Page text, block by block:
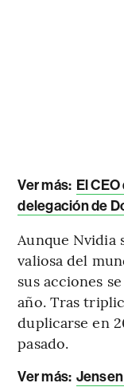
Ver más: El
delegación de
Aunque Nvidia
valiosa del
sus acciones
año. Tras
duplicarse en
pasado.
Ver más: